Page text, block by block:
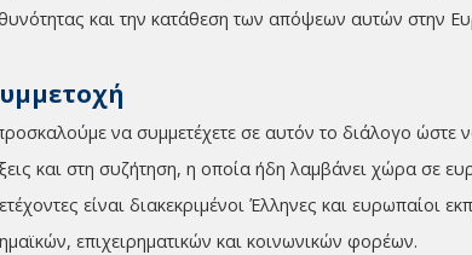
και την κατάθεση των απόψεων αυτών στην
να συμμετέχετε σε αυτόν το διάλογο ώστε
και στη συζήτηση, η οποία ήδη λαμβάνει χώρα σε
είναι διακεκριμένοι Έλληνες και ευρωπαίοι
επιχειρηματικών και κοινωνικών φορέων.